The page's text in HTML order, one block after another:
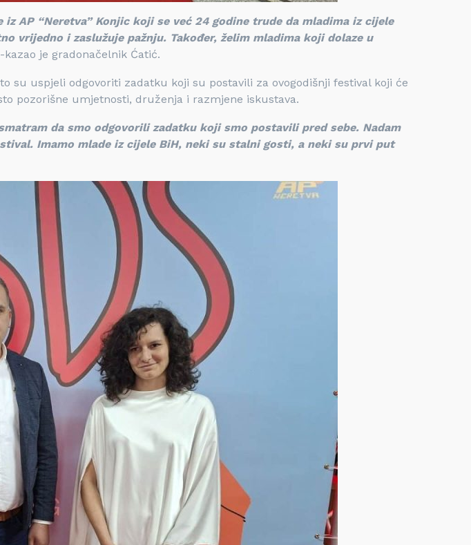
AP “Neretva” Konjic koji se već 24 godine trude da mladima iz cijele
vrijedno i zaslužuje pažnju. Također, želim mladima koji dolaze u
je gradonačelnik Ćatić.
su uspjeli odgovoriti zadatku koji su postavili za ovogodišnji festival koji će
pozorišne umjetnosti, druženja i razmjene iskustava.
da smo odgovorili zadatku koji smo postavili pred sebe. Nadam
Imamo mlade iz cijele BiH, neki su stalni gosti, a neki su prvi put